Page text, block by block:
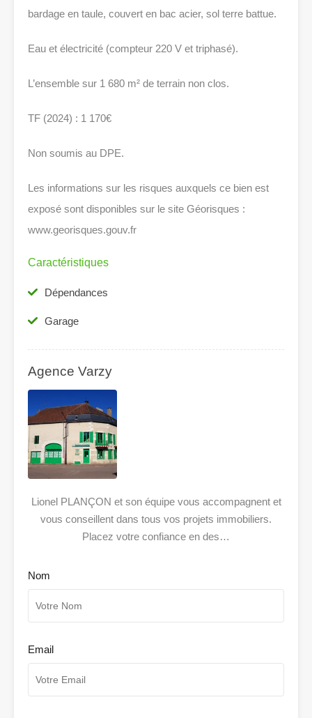
bardage en taule, couvert en bac acier, sol terre battue.
Eau et électricité (compteur 220 V et triphasé).
L’ensemble sur 1 680 m² de terrain non clos.
TF (2024) : 1 170€
Non soumis au DPE.
Les informations sur les risques auxquels ce bien est
exposé sont disponibles sur le site Géorisques :
www.georisques.gouv.fr
Caractéristiques
Dépendances
Garage
Agence Varzy
Lionel PLANÇON et son équipe vous accompagnent et
vous conseillent dans tous vos projets immobiliers.
Placez votre confiance en des…
Nom
Email